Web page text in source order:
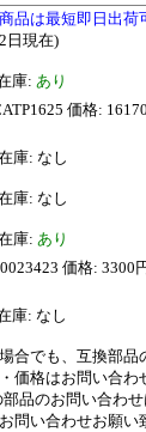
品は最短即日出荷
日現在)
庫: あり
価格:
庫: なし
庫: なし
庫: あり
価格: 3300
庫: なし
合でも、互換部
価格はお問い合わ
品のお問い合わ
問い合わせお願い